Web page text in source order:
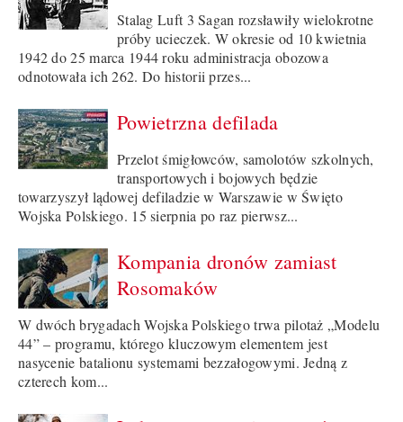
Stalag Luft 3 Sagan rozsławiły wielokrotne
próby ucieczek. W okresie od 10 kwietnia
1942 do 25 marca 1944 roku administracja obozowa
odnotowała ich 262. Do historii przes...
Powietrzna defilada
Przelot śmigłowców, samolotów szkolnych,
transportowych i bojowych będzie
towarzyszył lądowej defiladzie w Warszawie w Święto
Wojska Polskiego. 15 sierpnia po raz pierwsz...
Kompania dronów zamiast
Rosomaków
W dwóch brygadach Wojska Polskiego trwa pilotaż „Modelu
44” – programu, którego kluczowym elementem jest
nasycenie batalionu systemami bezzałogowymi. Jedną z
czterech kom...